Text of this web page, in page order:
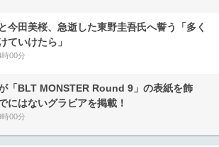
今田美桜、急逝した東野圭吾氏へ誓う「多く
ていけたら」
00分
「BLT MONSTER Round 9」の表紙を飾
にはないグラビアを掲載！
00分